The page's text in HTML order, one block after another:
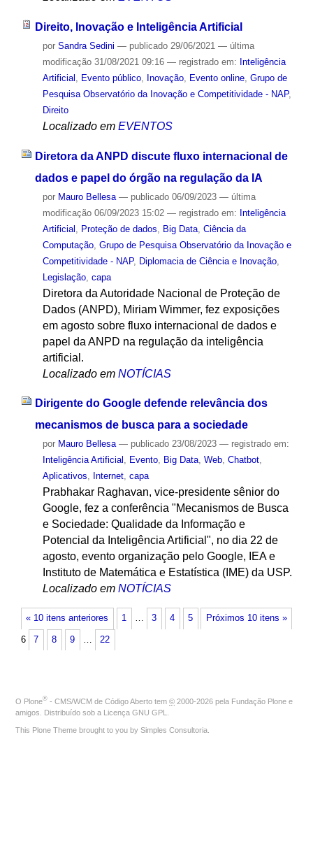
Direito, Inovação e Inteligência Artificial
por Sandra Sedini — publicado29/06/2021 — última
modificação31/08/2021 09:16 — registrado em: Inteligência
Artificial
Evento público, Inovação, Evento online, Grupo de
Pesquisa Observatório da Inovação e Competitividade - NAP,
Direito
Localizado em EVENTOS
Diretora da ANPD discute fluxo internacional de
dados e papel do órgão na regulação da IA
por Mauro Bellesa — publicado06/09/2023 — última
modificação06/09/2023 15:02 — registrado em: Inteligência
Artificial
Proteção de dados Big Data, Ciência da
Computação, Grupo de Pesquisa Observatório da Inovação e
Competitividade - NAP, Diplomacia de Ciência e Inovação,
Legislação, capa
Diretora da Autoridade Nacional de Proteção de
Dados (ANPD), Miriam Wimmer, fez exposições
em agosto sobre fluxo internacional de dados e
papel da ANPD na regulação da inteligência
artificial.
Localizado em NOTÍCIAS
Dirigente do Google defende relevância dos
mecanismos de busca para a sociedade
por Mauro Bellesa — publicado23/08/2023 — registrado em:
Inteligência Artificial , Evento, Big Data, Web, Chatbot,
Aplicativos, Internet, capa
Prabhakar Raghavan, vice-presidente sênior do
Google, fez a conferência "Mecanismos de Busca
e Sociedade: Qualidade da Informação e
Potencial da Inteligência Artificial", no dia 22 de
agosto, evento organização pelo Google, IEA e
Instituto de Matemática e Estatística (IME) da USP.
Localizado em NOTÍCIAS
« 10 itens anteriores Próximos 10 itens »
1 … 3 4 5
6 7 8 9 … 22
O Plone® - CMS/WCM de Código Aberto tem © 2000-2026 pela Fundação Plone e
amigos. Distribuído sob a Licença GNU GPL
This Plone Theme brought to you by Simples Consultoria